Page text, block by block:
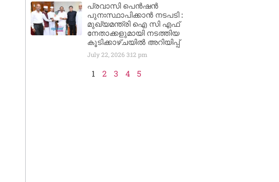
പ്രവാസി പെൻഷൻ
പുനഃസ്ഥാപിക്കാൻ നടപടി :
മുഖ്യമന്ത്രി ഐ സി എഫ്
നേതാക്കളുമായി നടത്തിയ
കൂടിക്കാഴ്ചയിൽ അറിയിപ്പ്
July 22, 2026 3:12 pm
1 2 3 4 5